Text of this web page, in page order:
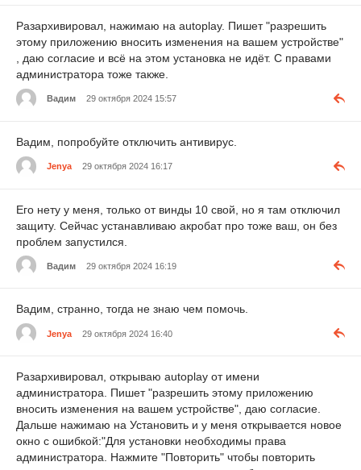
Разархивировал, нажимаю на autoplay. Пишет "разрешить
этому приложению вносить изменения на вашем устройстве"
, даю согласие и всё на этом установка не идёт. С правами
администратора тоже также.
Вадим 29 октября 2024 15:57
Вадим, попробуйте отключить антивирус.
Jenya 29 октября 2024 16:17
Его нету у меня, только от винды 10 свой, но я там отключил
защиту. Сейчас устанавливаю акробат про тоже ваш, он без
проблем запустился.
Вадим 29 октября 2024 16:19
Вадим, странно, тогда не знаю чем помочь.
Jenya 29 октября 2024 16:40
Разархивировал, открываю autoplay от имени
администратора. Пишет "разрешить этому приложению
вносить изменения на вашем устройстве", даю согласие.
Дальше нажимаю на Установить и у меня открывается новое
окно с ошибкой:"Для установки необходимы права
администратора. Нажмите "Повторить" чтобы повторить